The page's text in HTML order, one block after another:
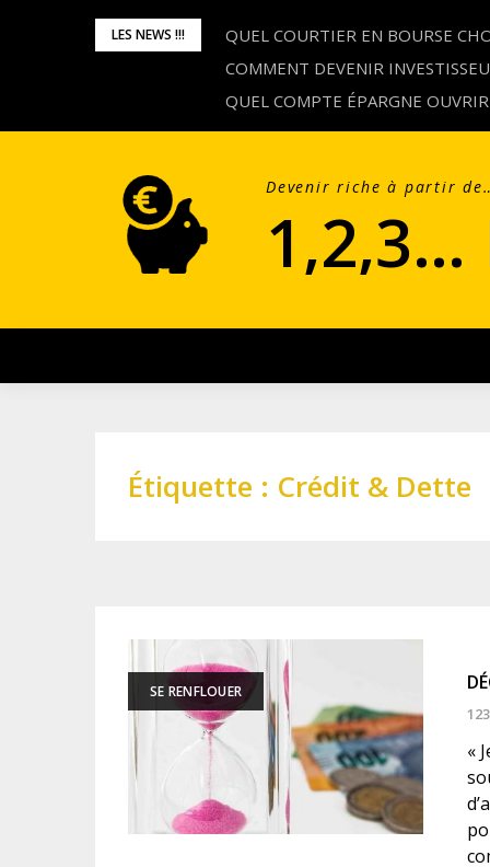
LES NEWS !!!
QUEL COURTIER EN BOURSE
COMMENT DEVENIR
QUEL COMPTE ÉPARGNE
Devenir riche à partir
1,2,3…
Étiquette : Crédit & Dette
SE RENFLOUER
«